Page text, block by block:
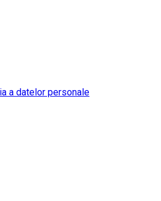
a datelor personale